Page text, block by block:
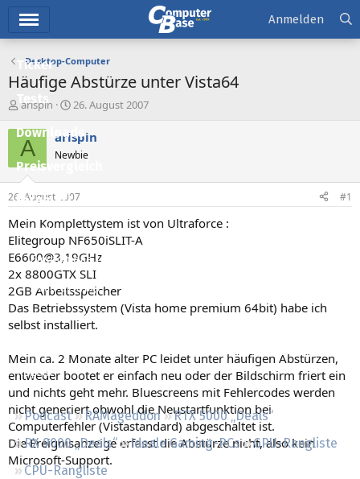
Ticker
Tests
Downloads
Preisvergleich
Forum
Aktuelles
Empfohlene Inhalte
Neue Beiträge
Neueste Aktivitäten
Regeln
Podcast RAMageddon
RTX 5000 „Deals“
RX 9000 „Deals“
Ideale Gaming-PCs
GPU-Rangliste
CPU-Rangliste
Anmelden
Desktop-Computer
Häufige Abstürze unter Vista64
E
s
t
e
e
r
arispin
E
s
t
e
l
t
a
m
26. August 2007
A arispin
Newbie
26. August 2007 #1
Mein Komplettystem ist von Ultraforce :
Elitegroup NF650iSLIT-A
E6600@3,19GHz
2x 8800GTX SLI
2GB Arbeitsspeicher
Das Betriebssystem (Vista home premium 64bit) habe ich
selbst installiert.
Mein ca. 2 Monate alter PC leidet unter häufigen Abstürzen,
entweder bootet er einfach neu oder der Bildschirm friert ein
und nichts geht mehr. Bluescreens mit Fehlercodes werden
nicht generiert obwohl die Neustartfunktion bei
Computerfehler (Vistastandard) abgeschaltet ist.
Die Ereignisanzeige erfasst die Abstürze nicht, also kein
Microsoft-Support.